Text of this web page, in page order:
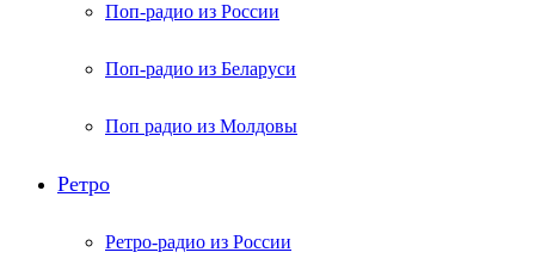
Поп-радио из России
Поп-радио из Беларуси
Поп радио из Молдовы
Ретро
Ретро-радио из России